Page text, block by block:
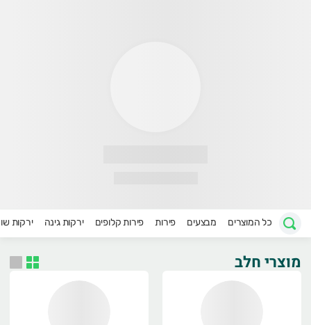
כל המוצרים מבצעים פירות פירות קלופים ירקות גינה ירקות
מוצרי חלב